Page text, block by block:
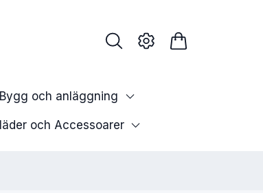
Bygg och anläggning
och Accessoarer